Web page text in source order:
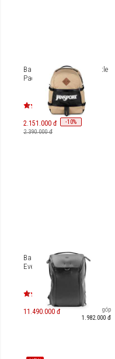
Balo Jansport Small Seattle
Pack 27L JS0A85VU
2.151.000 đ -10%
2.390.000 đ
Balo 30L Peak Design
Everyday V3 [PD-BEDB-30]
11.490.000 đ
Trả góp
1.982.000 đ